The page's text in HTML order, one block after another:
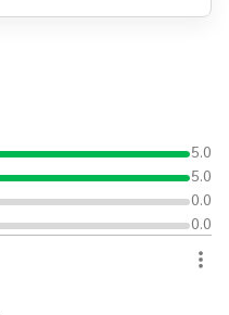
5.0
5.0
0.0
0.0